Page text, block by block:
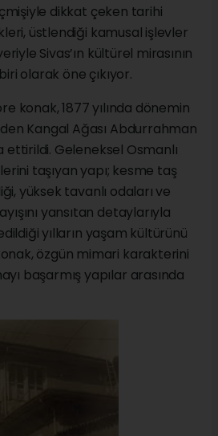
dikkat çeken tarihi
üstlendiği kamusal işlevler
Sivas’ın kültürel mirasının
olarak öne çıkıyor.
konak, 1877 yılında dönemin
Kangal Ağası Abdurrahman
ettirildi. Geleneksel Osmanlı
taşıyan yapı; kesme taş
yüksek tavanlı odaları ve
yansıtan detaylarıyla
yılların yaşam kültürünü
özgün mimari karakterini
başarmış yapılar arasında